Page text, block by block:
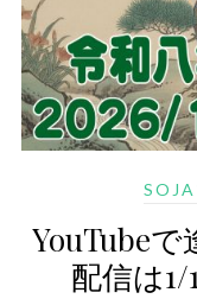
YouTube
配信は1/